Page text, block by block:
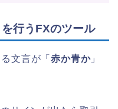
行うFXのツール
文言が「赤か青か」